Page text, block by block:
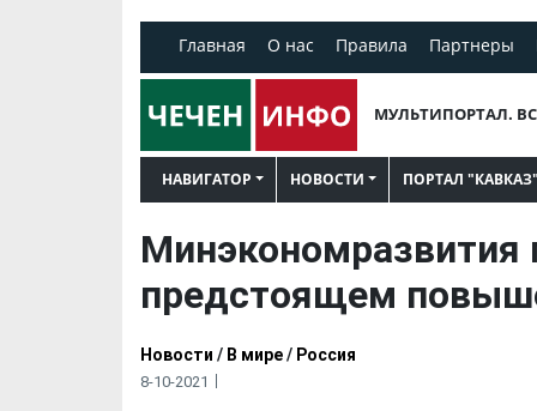
Главная О нас Правила Партнеры
МУЛЬТИПОРТАЛ.
НАВИГАТОР НОВОСТИ ПОРТАЛ "КАВКАЗ"
Минэкономразвития
предстоящем
Новости / В мире/ Россия
8-10-2021